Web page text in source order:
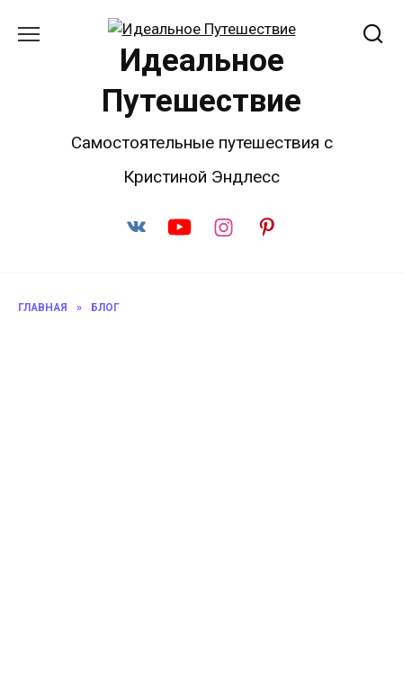
Идеальное
Путешествие
Самостоятельные путешествия с
Кристиной Эндлесс
ГЛАВНАЯ » БЛОГ